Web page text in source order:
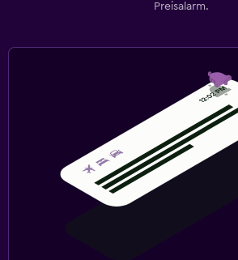
Preisalarm.